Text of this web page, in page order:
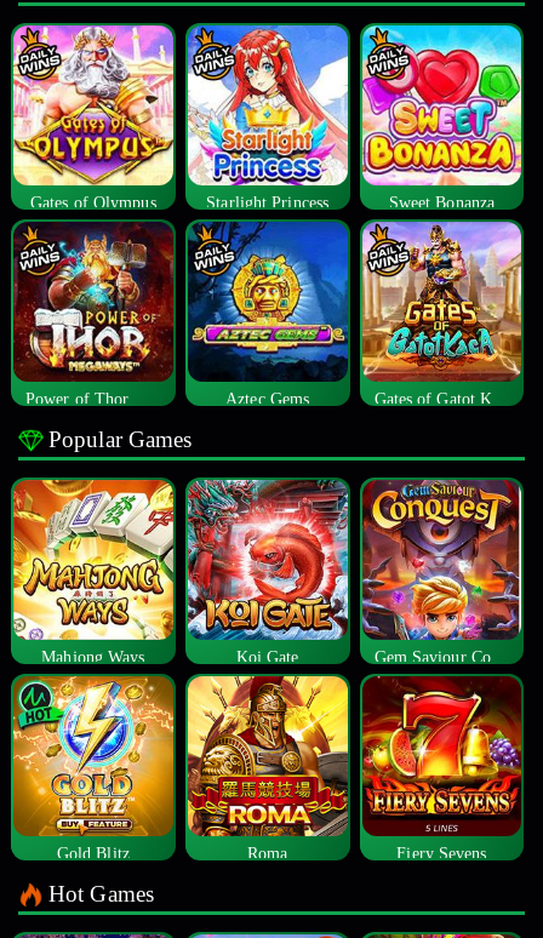
Gates of Olympus Starlight Princess Sweet Bonanza
Aztec Gems
Popular Games
Mahjong Ways Koi Gate Gem Saviour Conquest
Gold Blitz Roma Fiery Sevens
Hot Games